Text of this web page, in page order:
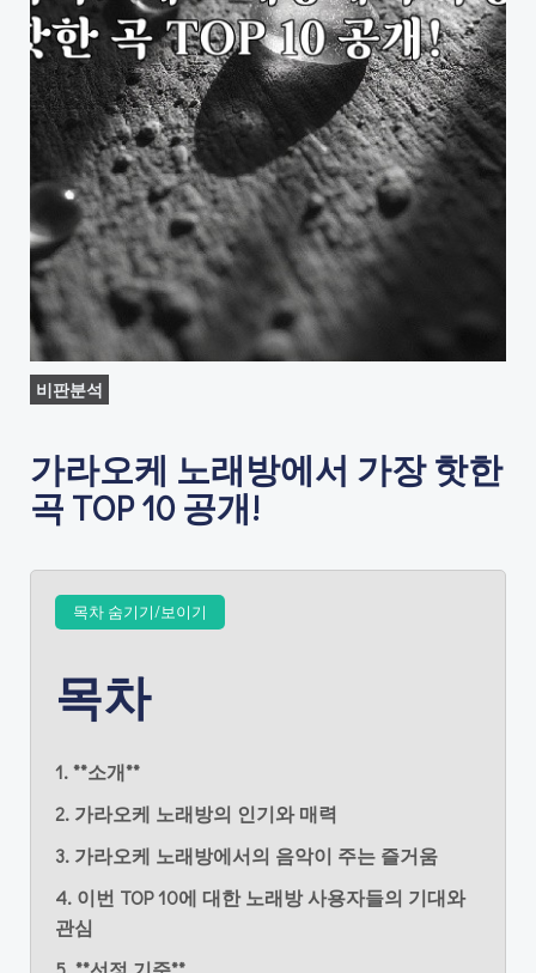
비판분석
가라오케 노래방에서 가장 핫한
곡 TOP 10 공개!
목차 숨기기/보이기
목차
1. **소개**
2. 가라오케 노래방의 인기와 매력
3. 가라오케 노래방에서의 음악이 주는 즐거움
4. 이번 TOP 10에 대한 노래방 사용자들의 기대와
관심